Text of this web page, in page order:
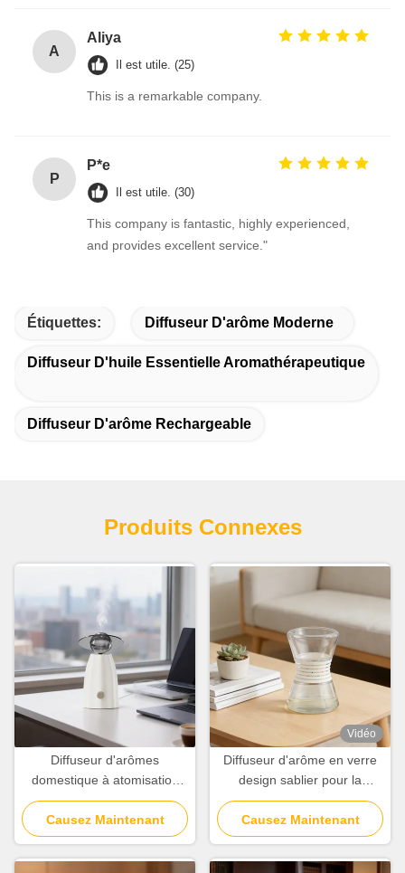
A
Aliya
Il est utile. (25)
This is a remarkable company.
P
P*e
Il est utile. (30)
This company is fantastic, highly experienced,
and provides excellent service."
Étiquettes: Diffuseur D'arôme Moderne
Diffuseur D'huile Essentielle Aromathérapeutique
Diffuseur D'arôme Rechargeable
Produits Connexes
Diffuseur d'arômes
domestique à atomisation
sans eau, diffuseur d'arômes
moderne et minimaliste
Causez Maintenant
Vidéo
Diffuseur d'arôme en verre
design sablier pour la
maison, diffuseur de parfum
blanc pour bureau
Causez Maintenant